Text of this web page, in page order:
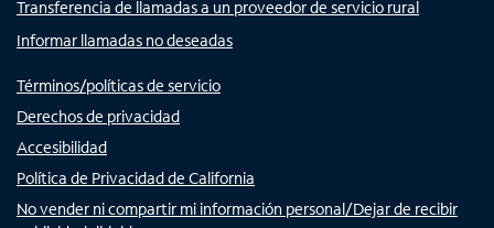
Transferencia de llamadas a un proveedor de servicio rural
Informar llamadas no deseadas
Términos/políticas de servicio
Derechos de privacidad
Accesibilidad
Política de Privacidad de California
No vender ni compartir mi información personal/Dejar de recibir